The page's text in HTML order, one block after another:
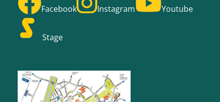
Facebook Instagram Youtube
Stage